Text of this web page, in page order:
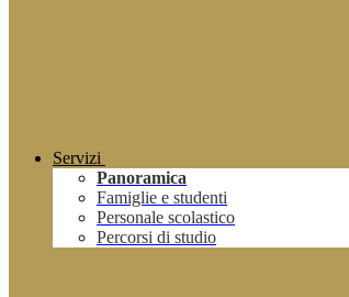
Servizi
Panoramica
Famiglie e studenti
Personale scolastico
Percorsi di studio